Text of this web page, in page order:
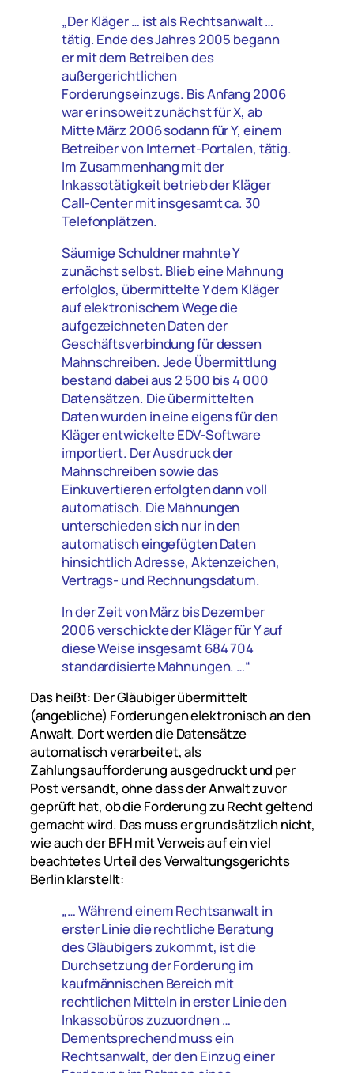
„Der Kläger … ist als Rechtsanwalt …
tätig. Ende des Jahres 2005 begann
er mit dem Betreiben des
außergerichtlichen
Forderungseinzugs. Bis Anfang 2006
war er insoweit zunächst für X, ab
Mitte März 2006 sodann für Y, einem
Betreiber von Internet-Portalen, tätig.
Im Zusammenhang mit der
Inkassotätigkeit betrieb der Kläger
Call-Center mit insgesamt ca. 30
Telefonplätzen.
Säumige Schuldner mahnte Y
zunächst selbst. Blieb eine Mahnung
erfolglos, übermittelte Y dem Kläger
auf elektronischem Wege die
aufgezeichneten Daten der
Geschäftsverbindung für dessen
Mahnschreiben. Jede Übermittlung
bestand dabei aus 2 500 bis 4 000
Datensätzen. Die übermittelten
Daten wurden in eine eigens für den
Kläger entwickelte EDV-Software
importiert. Der Ausdruck der
Mahnschreiben sowie das
Einkuvertieren erfolgten dann voll
automatisch. Die Mahnungen
unterschieden sich nur in den
automatisch eingefügten Daten
hinsichtlich Adresse, Aktenzeichen,
Vertrags- und Rechnungsdatum.
In der Zeit von März bis Dezember
2006 verschickte der Kläger für Y auf
diese Weise insgesamt 684 704
standardisierte Mahnungen. …“
Das heißt: Der Gläubiger übermittelt
(angebliche) Forderungen elektronisch an den
Anwalt. Dort werden die Datensätze
automatisch verarbeitet, als
Zahlungsaufforderung ausgedruckt und per
Post versandt, ohne dass der Anwalt zuvor
geprüft hat, ob die Forderung zu Recht geltend
gemacht wird. Das muss er grundsätzlich nicht,
wie auch der BFH mit Verweis auf ein viel
beachtetes Urteil des Verwaltungsgerichts
Berlin klarstellt:
„… Während einem Rechtsanwalt in
erster Linie die rechtliche Beratung
des Gläubigers zukommt, ist die
Durchsetzung der Forderung im
kaufmännischen Bereich mit
rechtlichen Mitteln in erster Linie den
Inkassobüros zuzuordnen …
Dementsprechend muss ein
Rechtsanwalt, der den Einzug einer